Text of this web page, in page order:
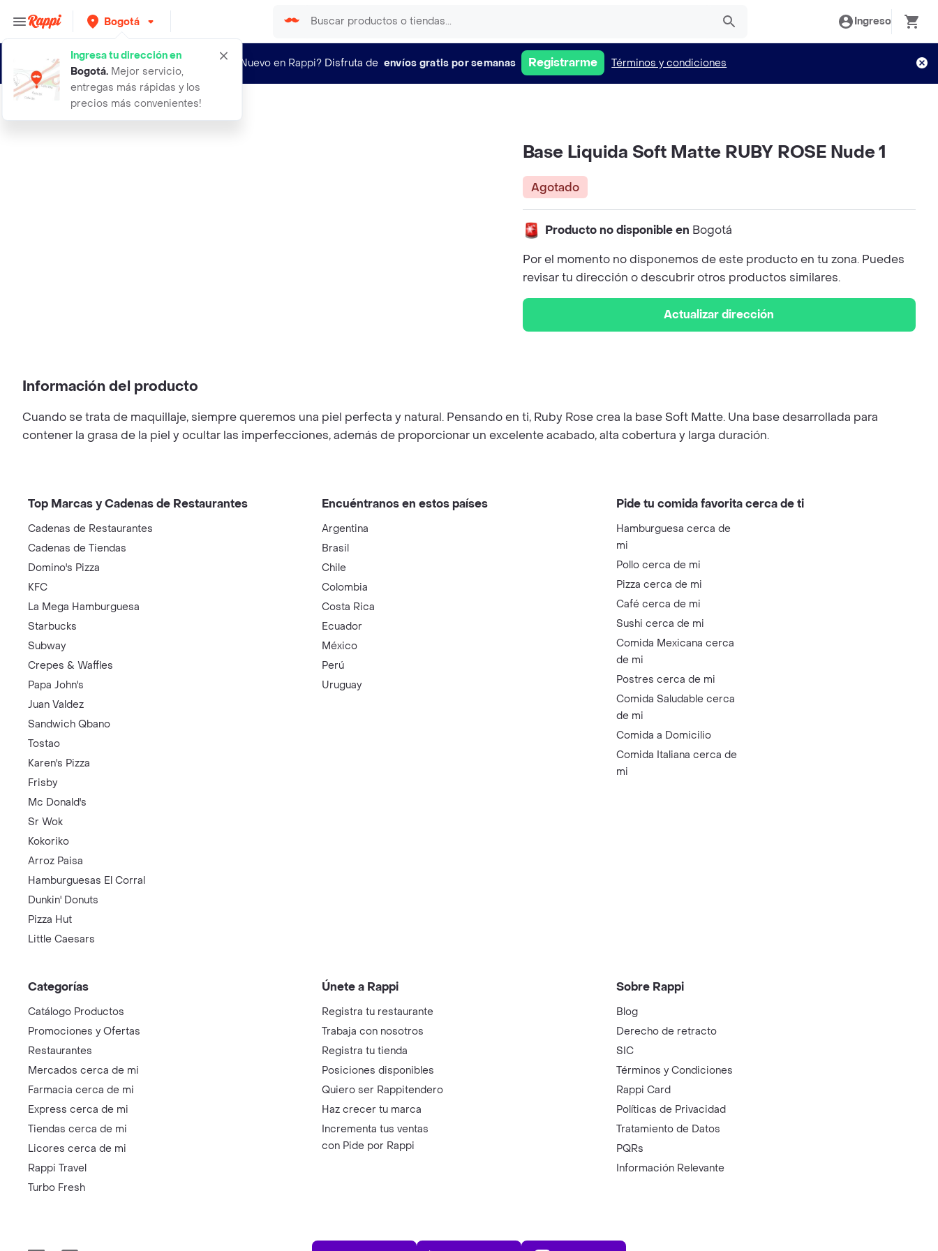
Bogotá
Ingresa tu dirección en
Bogotá. Mejor servicio,
entregas más rápidas y los
precios más convenientes!
Ingreso
¿Nuevo en Rappi? Disfruta de envíos gratis por semanas Registrarme Términos y condiciones
base liquida soft matte ruby rose n
Base Liquida Soft Matte RUBY ROSE Nude 1
Agotado
Producto no disponible en Bogotá
Por el momento no disponemos de este producto en tu zona. Puedes
revisar tu dirección o descubrir otros productos similares.
Actualizar dirección
Información del producto
Cuando se trata de maquillaje, siempre queremos una piel perfecta y natural. Pensando en ti, Ruby Rose crea la base Soft Matte. Una base desarrollada para
contener la grasa de la piel y ocultar las imperfecciones, además de proporcionar un excelente acabado, alta cobertura y larga duración.
Top Marcas y Cadenas de Restaurantes
Cadenas de Restaurantes
Cadenas de Tiendas
Domino's Pizza
KFC
La Mega Hamburguesa
Starbucks
Subway
Crepes & Waffles
Papa John's
Juan Valdez
Sandwich Qbano
Tostao
Karen's Pizza
Frisby
Mc Donald's
Sr Wok
Kokoriko
Arroz Paisa
Hamburguesas El Corral
Dunkin' Donuts
Pizza Hut
Little Caesars
Encuéntranos en estos países
Argentina
Brasil
Chile
Colombia
Costa Rica
Ecuador
México
Perú
Uruguay
Pide tu comida favorita cerca de ti
Hamburguesa cerca de
mi
Pollo cerca de mi
Pizza cerca de mi
Café cerca de mi
Sushi cerca de mi
Comida Mexicana cerca
de mi
Postres cerca de mi
Comida Saludable cerca
de mi
Comida a Domicilio
Comida Italiana cerca de
mi
Categorías
Catálogo Productos
Promociones y Ofertas
Restaurantes
Mercados cerca de mi
Farmacia cerca de mi
Express cerca de mi
Tiendas cerca de mi
Licores cerca de mi
Rappi Travel
Turbo Fresh
Únete a Rappi
Registra tu restaurante
Trabaja con nosotros
Registra tu tienda
Posiciones disponibles
Quiero ser Rappitendero
Haz crecer tu marca
Incrementa tus ventas
con Pide por Rappi
Sobre Rappi
Blog
Derecho de retracto
SIC
Términos y Condiciones
Rappi Card
Políticas de Privacidad
Tratamiento de Datos
PQRs
Información Relevante
App Store Play Store AppGallery